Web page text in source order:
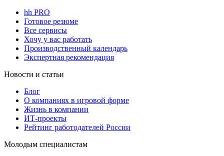
hh PRO
Готовое резюме
Все сервисы
Хочу у вас работать
Производственный календарь
Экспертная рекомендация
Новости и статьи
Блог
О компаниях в игровой форме
Жизнь в компании
ИТ-проекты
Рейтинг работодателей России
Молодым специалистам